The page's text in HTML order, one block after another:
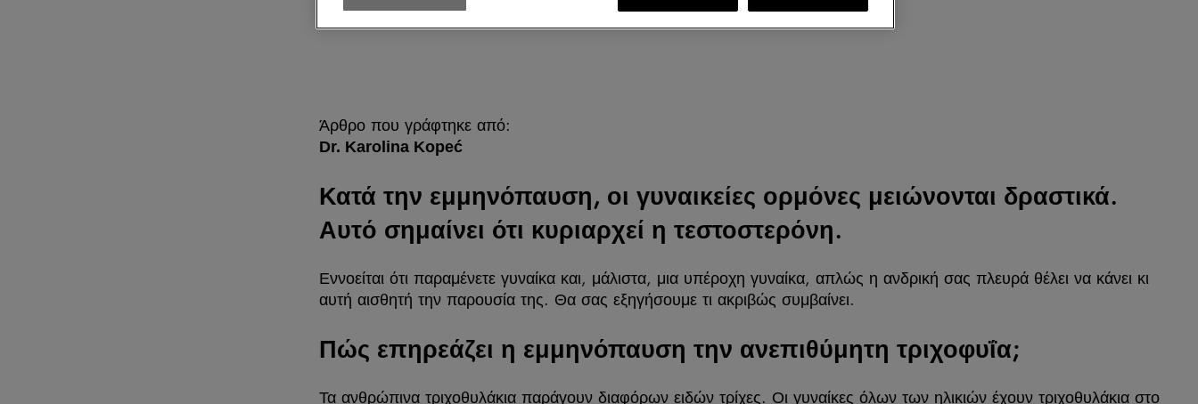
Άρθρο που γράφτηκε από:
Dr. Karolina Kopeć
Κατά την εμμηνόπαυση, οι γυναικείες ορμόνες μειώνονται δραστικά.
Αυτό σημαίνει ότι κυριαρχεί η τεστοστερόνη.
Εννοείται ότι παραμένετε γυναίκα και, μάλιστα, μια υπέροχη γυναίκα, απλώς η ανδρική σας πλευρά θέλει να κάνει κι
αυτή αισθητή την παρουσία της. Θα σας εξηγήσουμε τι ακριβώς συμβαίνει.
Πώς επηρεάζει η εμμηνόπαυση την ανεπιθύμητη τριχοφυΐα;
Τα ανθρώπινα τριχοθυλάκια παράγουν διαφόρων ειδών τρίχες. Οι γυναίκες όλων των ηλικιών έχουν τριχοθυλάκια στο